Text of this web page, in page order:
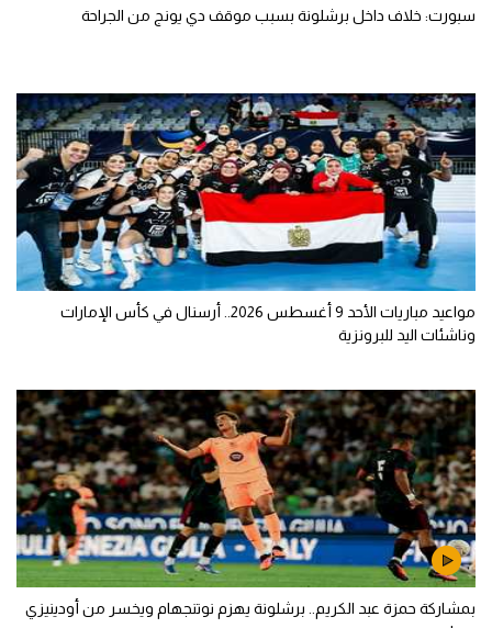
سبورت: خلاف داخل برشلونة بسبب موقف دي يونج من الجراحة
مواعيد مباريات الأحد 9 أغسطس 2026.. أرسنال في كأس الإمارات
وناشئات اليد للبرونزية
بمشاركة حمزة عبد الكريم.. برشلونة يهزم نوتنجهام ويخسر من أودينيزي